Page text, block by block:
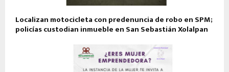
Localizan motocicleta con predenuncia de robo en SPM;
policías custodian inmueble en San Sebastián Xolalpan